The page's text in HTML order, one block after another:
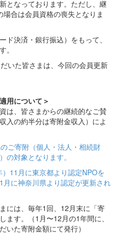
となっております。ただし、継
合は会員資格の喪失となりま
ド決済・銀行振込）をもって、
。
いた皆さまは、今回の会員更新
用について＞
は、皆さまからの継続的なご賛
入の約半分は寄附金収入）によ
ご寄附（個人・法人・相続財
の対象となります。
11月に東京都より認定NPOを
に神奈川県より認定が更新され
には、毎年1回、12月末に「寄
ます。（1月〜12月の1年間に、
いた寄附金額にて発行）